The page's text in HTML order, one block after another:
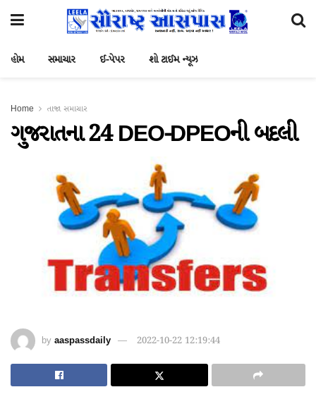
હોમ સમાચાર ઈ-પેપર શો ટાઈમ ન્યૂઝ
Home તાજા સમાચાર
ગુજરાતના 24 DEO-DPEOની બદલી
by aaspassdaily 2022-10-22 12:19:44